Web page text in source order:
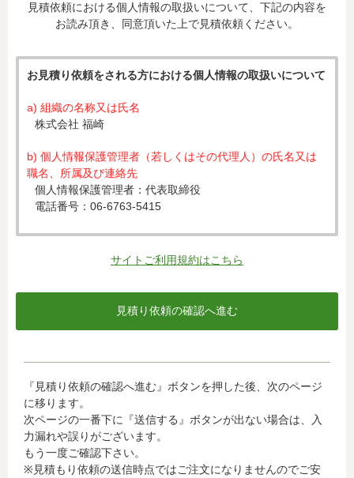
見積依頼における個人情報の取扱いについて、下記の内容を
お読み頂き、同意頂いた上で見積依頼ください。
お見積り依頼をされる方における個人情報の取扱いについて
a) 組織の名称又は氏名
株式会社 福崎
b) 個人情報保護管理者（若しくはその代理人）の氏名又は
職名、所属及び連絡先
個人情報保護管理者：代表取締役
電話番号：06-6763-5415
c) 個人情報の利用目的
入力された個人情報は、お見積り依頼への対応のために利
d) 個人情報の第三者提供について
当社がお客様から収集した以下の個人情報等は、カード発
行会社が行う不正利用検知・防止のために、お客様が利用
されているカード発行会社へ提供させていただきます。(氏
名、電話番号、email アドレス、インターネット利用環境
に関する情報等)
お客様が利用されているカード発行会社が外国にある場
サイトご利用規約はこちら
『見積り依頼の確認へ進む』ボタンを押した後、次のページ
に移ります。
次ページの一番下に『送信する』ボタンが出ない場合は、入
力漏れや誤りがございます。
もう一度ご確認下さい。
※見積もり依頼の送信時点ではご注文になりませんのでご安